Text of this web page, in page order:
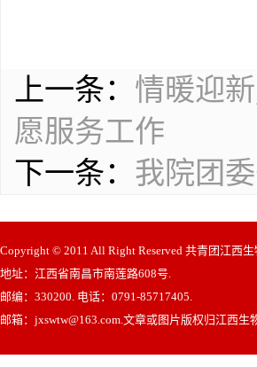
上一条： 情暖迎
愿服务工作
下一条： 我院团
Copyright © 2011 All Right Reserved 共青团江西
地址：江西省南昌市南莲路608号.
邮编：330200. 电话：0791-85717405.
邮箱：jxswtw@163.com.文章或图片版权归江西生